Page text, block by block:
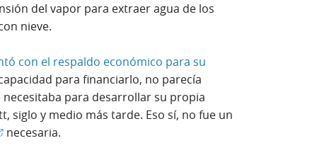
del vapor para extraer agua de los
nieve.
con el respaldo económico para su
para financiarlo, no parecía
para desarrollar su propia
siglo y medio más tarde. Eso sí, no fue un
en ventana nueva)
necesaria.